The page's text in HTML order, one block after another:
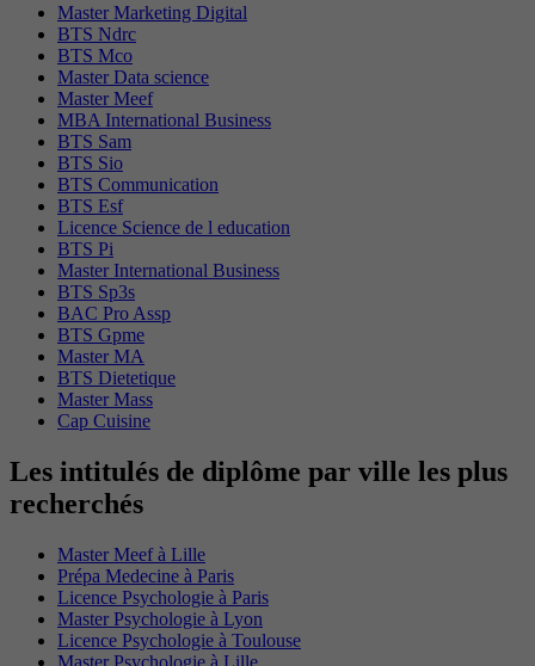
Master Marketing Digital
BTS Ndrc
BTS Mco
Master Data science
Master Meef
MBA International Business
BTS Sam
BTS Sio
BTS Communication
BTS Esf
Licence Science de l education
BTS Pi
Master International Business
BTS Sp3s
BAC Pro Assp
BTS Gpme
Master MA
BTS Dietetique
Master Mass
Cap Cuisine
Les intitulés de diplôme par ville les plus
recherchés
Master Meef à Lille
Prépa Medecine à Paris
Licence Psychologie à Paris
Master Psychologie à Lyon
Licence Psychologie à Toulouse
Master Psychologie à Lille